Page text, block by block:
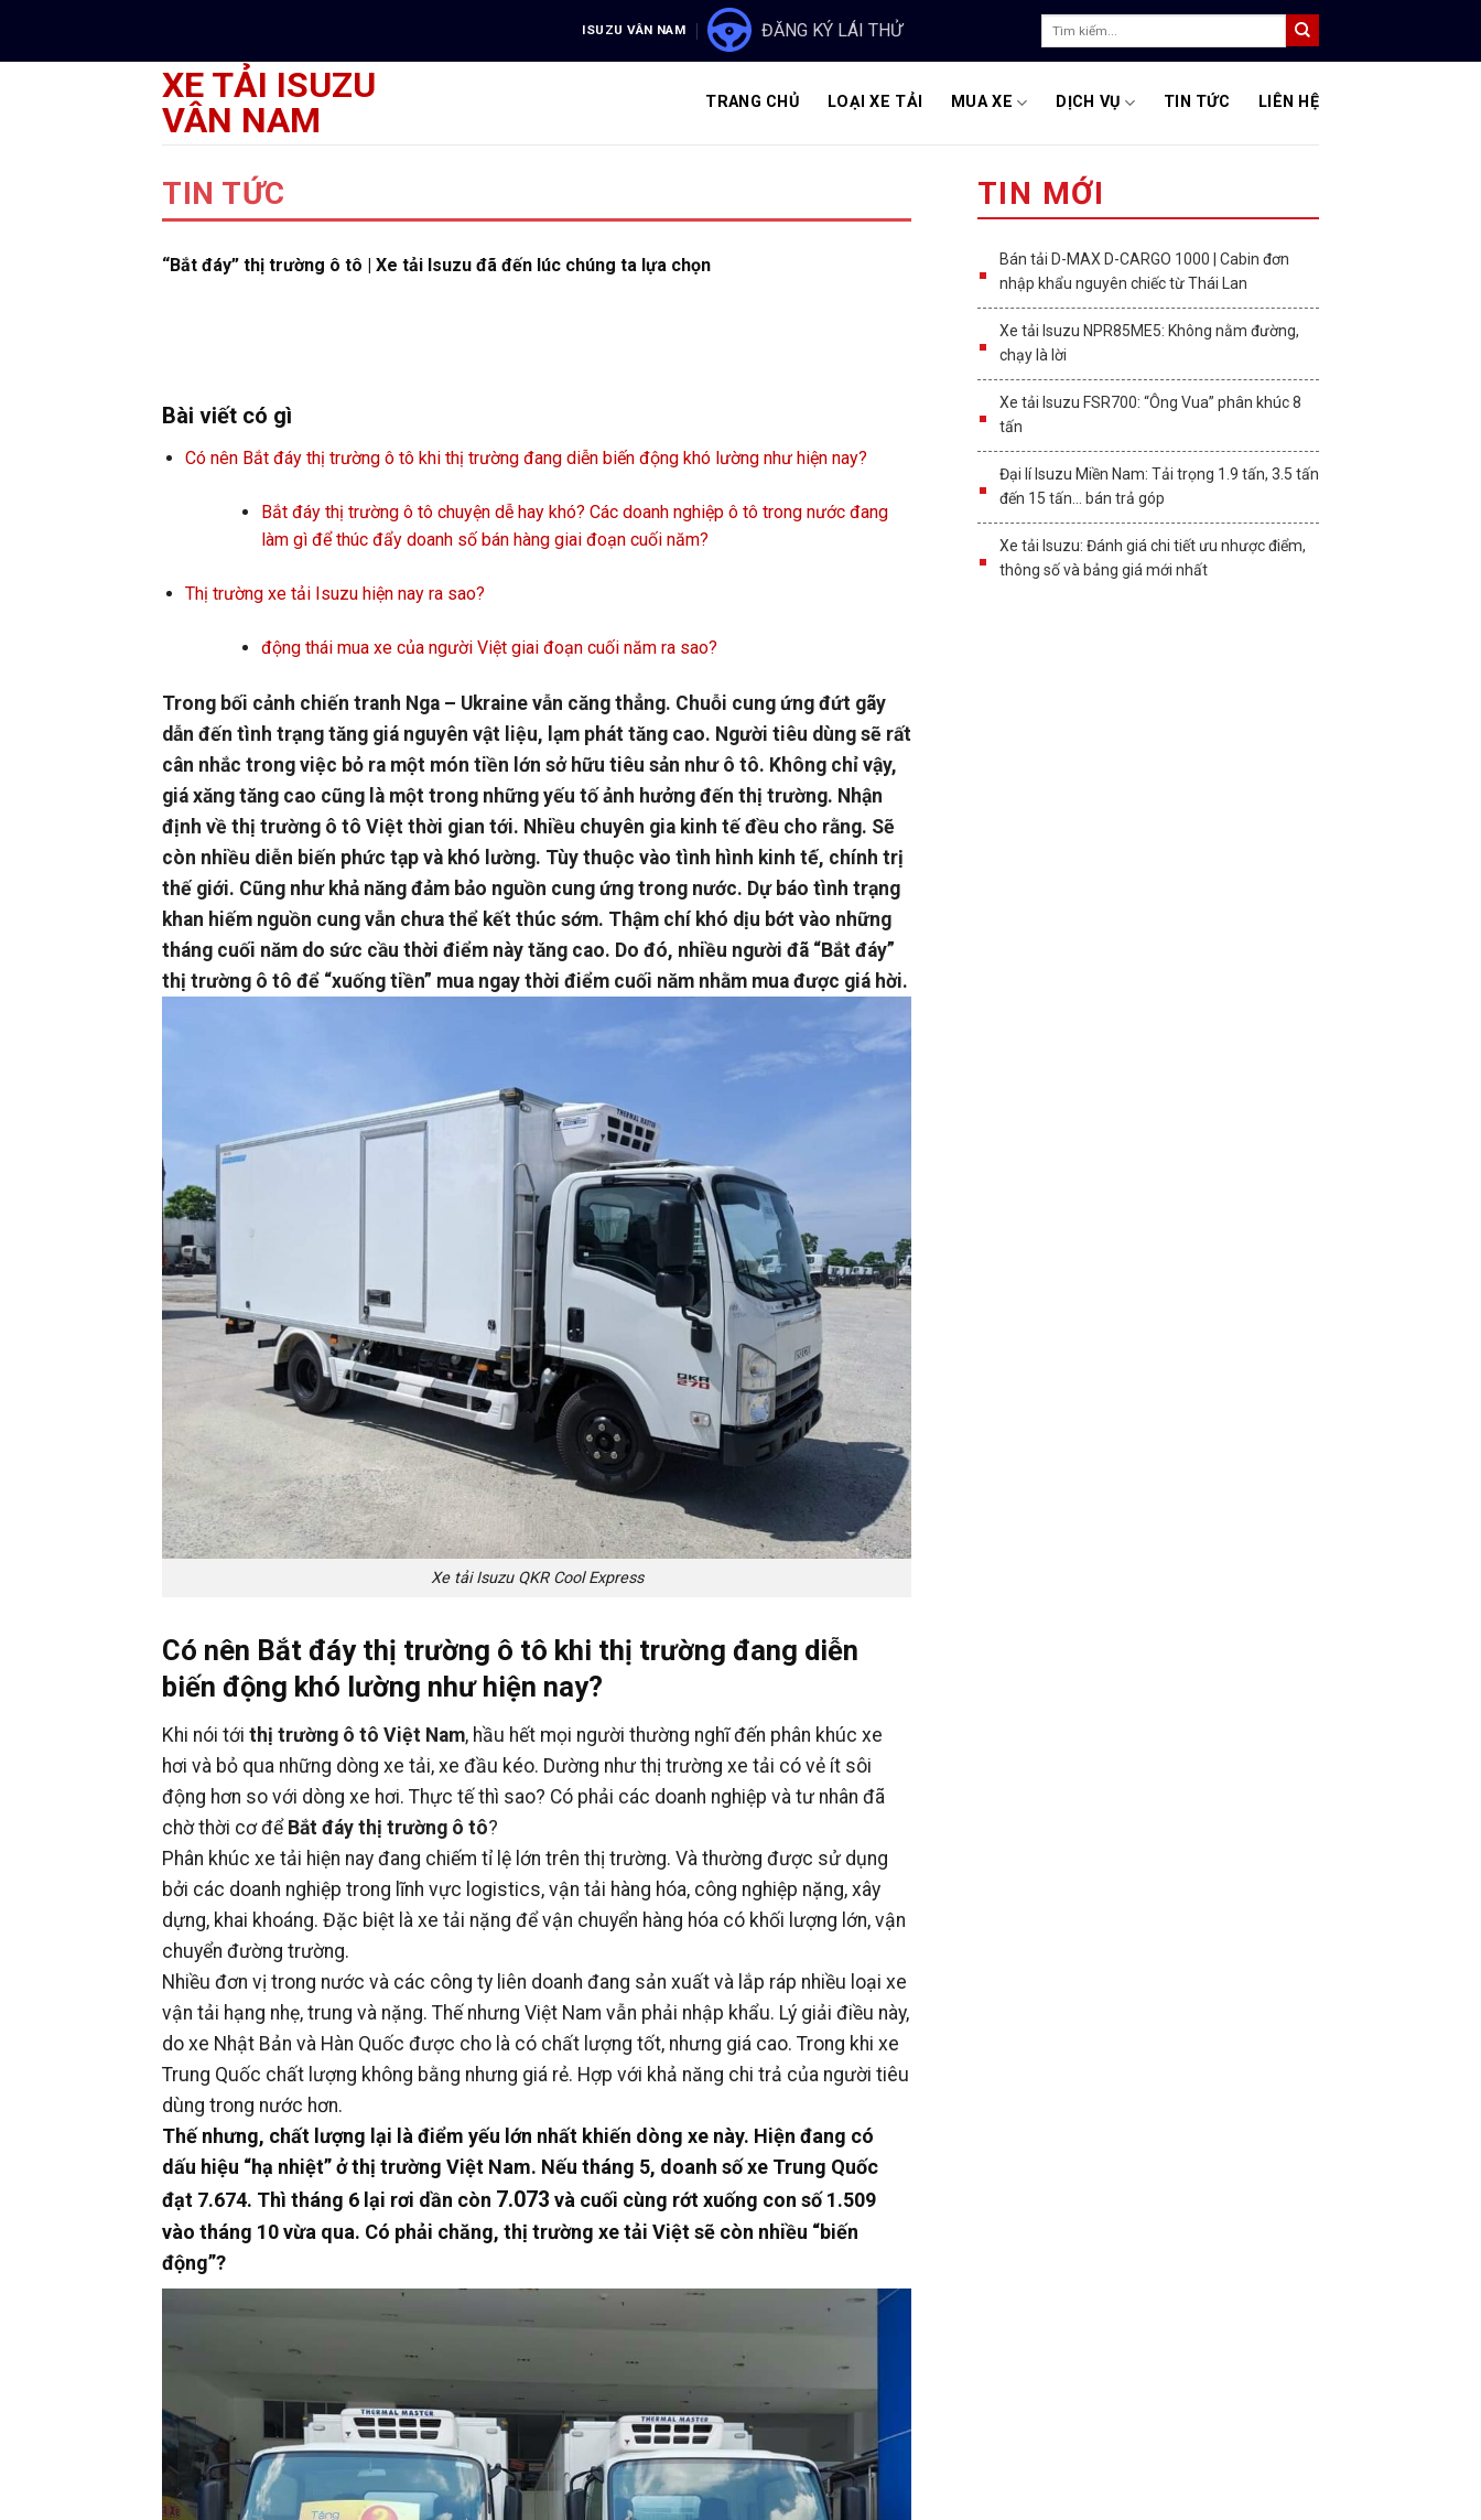
content
ISUZU VÂN NAM ĐĂNG KÝ LÁI THỬ
XE TẢI ISUZU
VÂN NAM
TRANG CHỦ LOẠI XE TẢI MUA XE DỊCH VỤ TIN TỨC LIÊN HỆ
TIN TỨC
“Bắt đáy” thị trường ô tô | Xe tải Isuzu đã đến lúc chúng ta lựa chọn
Bài viết có gì
Có nên Bắt đáy thị trường ô tô khi thị trường đang diễn biến động khó lường như hiện nay?
Bắt đáy thị trường ô tô chuyện dễ hay khó? Các doanh nghiệp ô tô trong nước đang
làm gì để thúc đẩy doanh số bán hàng giai đoạn cuối năm?
Thị trường xe tải Isuzu hiện nay ra sao?
động thái mua xe của người Việt giai đoạn cuối năm ra sao?
Trong bối cảnh chiến tranh Nga – Ukraine vẫn căng thẳng. Chuỗi cung ứng đứt gãy
dẫn đến tình trạng tăng giá nguyên vật liệu, lạm phát tăng cao. Người tiêu dùng sẽ rất
cân nhắc trong việc bỏ ra một món tiền lớn sở hữu tiêu sản như ô tô. Không chỉ vậy,
giá xăng tăng cao cũng là một trong những yếu tố ảnh hưởng đến thị trường. Nhận
định về thị trường ô tô Việt thời gian tới. Nhiều chuyên gia kinh tế đều cho rằng. Sẽ
còn nhiều diễn biến phức tạp và khó lường. Tùy thuộc vào tình hình kinh tế́, chính trị
thế giới. Cũng như khả năng đảm bảo nguồn cung ứng trong nước. Dự báo tình trạng
khan hiếm nguồn cung vẫn chưa thể kết thúc sớm. Thậm chí khó dịu bớt vào những
tháng cuối năm do sức cầu thời điểm này tăng cao. Do đó, nhiều người đã “Bắt đáy”
thị trường ô tô để “xuống tiền” mua ngay thời điểm cuối năm nhằm mua được giá hời.
Xe tải Isuzu QKR Cool Express
Có nên Bắt đáy thị trường ô tô khi thị trường đang diễn
biến động khó lường như hiện nay?
Khi nói tới thị trường ô tô Việt Nam, hầu hết mọi người thường nghĩ đến phân khúc xe
hơi và bỏ qua những dòng xe tải, xe đầu kéo. Dường như thị trường xe tải có vẻ ít sôi
động hơn so với dòng xe hơi. Thực tế thì sao? Có phải các doanh nghiệp và tư nhân đã
chờ thời cơ để Bắt đáy thị trường ô tô?
Phân khúc xe tải hiện nay đang chiếm tỉ lệ lớn trên thị trường. Và thường được sử dụng
bởi các doanh nghiệp trong lĩnh vực logistics, vận tải hàng hóa, công nghiệp nặng, xây
dựng, khai khoáng. Đặc biệt là xe tải nặng để vận chuyển hàng hóa có khối lượng lớn, vận
chuyển đường trường.
Nhiều đơn vị trong nước và các công ty liên doanh đang sản xuất và lắp ráp nhiều loại xe
vận tải hạng nhẹ, trung và nặng. Thế nhưng Việt Nam vẫn phải nhập khẩu. Lý giải điều này,
do xe Nhật Bản và Hàn Quốc được cho là có chất lượng tốt, nhưng giá cao. Trong khi xe
Trung Quốc chất lượng không bằng nhưng giá rẻ. Hợp với khả năng chi trả của người tiêu
dùng trong nước hơn.
Thế nhưng, chất lượng lại là điểm yếu lớn nhất khiến dòng xe này. Hiện đang có
dấu hiệu “hạ nhiệt” ở thị trường Việt Nam. Nếu tháng 5, doanh số xe Trung Quốc
đạt 7.674. Thì tháng 6 lại rơi dần còn 7.073 và cuối cùng rớt xuống con số 1.509
vào tháng 10 vừa qua. Có phải chăng, thị trường xe tải Việt sẽ còn nhiều “biến
động”?
TIN MỚI
Bán tải D-MAX D-CARGO 1000 | Cabin đơn
nhập khẩu nguyên chiếc từ Thái Lan
Xe tải Isuzu NPR85ME5: Không nằm đường,
chạy là lời
Xe tải Isuzu FSR700: “Ông Vua” phân khúc 8
tấn
Đại lí Isuzu Miền Nam: Tải trọng 1.9 tấn, 3.5 tấn
đến 15 tấn… bán trả góp
Xe tải Isuzu: Đánh giá chi tiết ưu nhược điểm,
thông số và bảng giá mới nhất